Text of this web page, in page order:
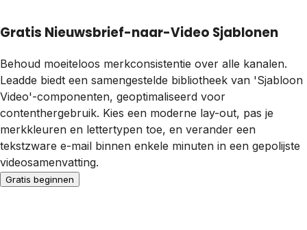
Gratis Nieuwsbrief-naar-Video Sjablonen
Behoud moeiteloos merkconsistentie over alle kanalen.
Leadde biedt een samengestelde bibliotheek van 'Sjabloon
Video'-componenten, geoptimaliseerd voor
contenthergebruik. Kies een moderne lay-out, pas je
merkkleuren en lettertypen toe, en verander een
tekstzware e-mail binnen enkele minuten in een gepolijste
videosamenvatting.
Gratis beginnen